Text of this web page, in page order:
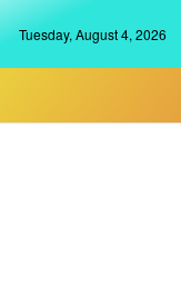
Tuesday, August 4, 2026